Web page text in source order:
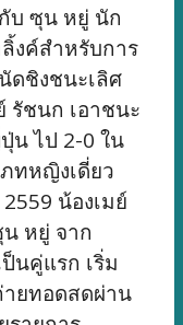
บ ซุน หยู่ นัก
งค์สำหรับการ
ชิงชนะเลิศ
รัชนก เอาชนะ
น ไป 2-0 ใน
ทหญิงเดี่ยว
น้องเมย์
หยู่ จาก
นคู่แรก เริ่ม
ายทอดสดผ่าน